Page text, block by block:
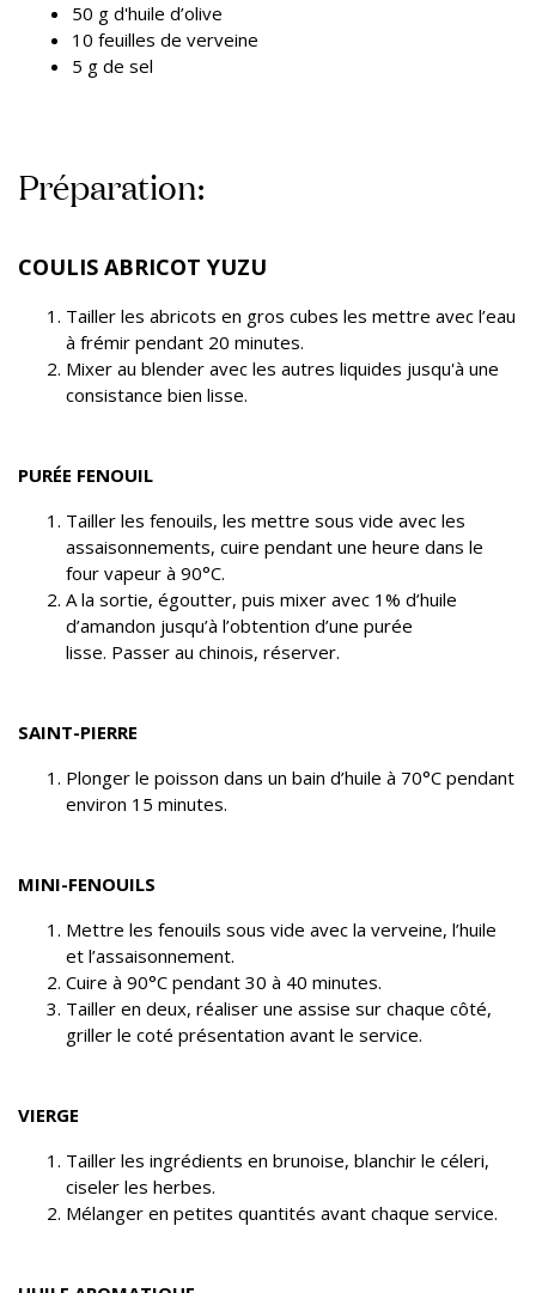
50 g d'huile d’olive
10 feuilles de verveine
5 g de sel
Préparation:
COULIS ABRICOT YUZU
Tailler les abricots en gros cubes les mettre avec l’eau
à frémir pendant 20 minutes.
Mixer au blender avec les autres liquides jusqu'à une
consistance bien lisse.
PURÉE FENOUIL
Tailler les fenouils, les mettre sous vide avec les
assaisonnements, cuire pendant une heure dans le
four vapeur à 90°C.
A la sortie, égoutter, puis mixer avec 1% d’huile
d’amandon jusqu’à l’obtention d’une purée
lisse. Passer au chinois, réserver.
SAINT-PIERRE
Plonger le poisson dans un bain d’huile à 70°C pendant
environ 15 minutes.
MINI-FENOUILS
Mettre les fenouils sous vide avec la verveine, l’huile
et l’assaisonnement.
Cuire à 90°C pendant 30 à 40 minutes.
Tailler en deux, réaliser une assise sur chaque côté,
griller le coté présentation avant le service.
VIERGE
Tailler les ingrédients en brunoise, blanchir le céleri,
ciseler les herbes.
Mélanger en petites quantités avant chaque service.